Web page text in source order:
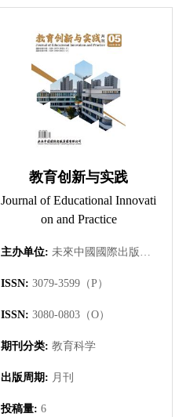
教育创新与实践
Journal of Educational Innovati
on and Practice
主办单位: 未來中國國際出版集團有限公司
ISSN: 3079-3599（P）
ISSN: 3080-0803（O）
期刊分类: 教育科学
出版周期: 月刊
投稿量: 6